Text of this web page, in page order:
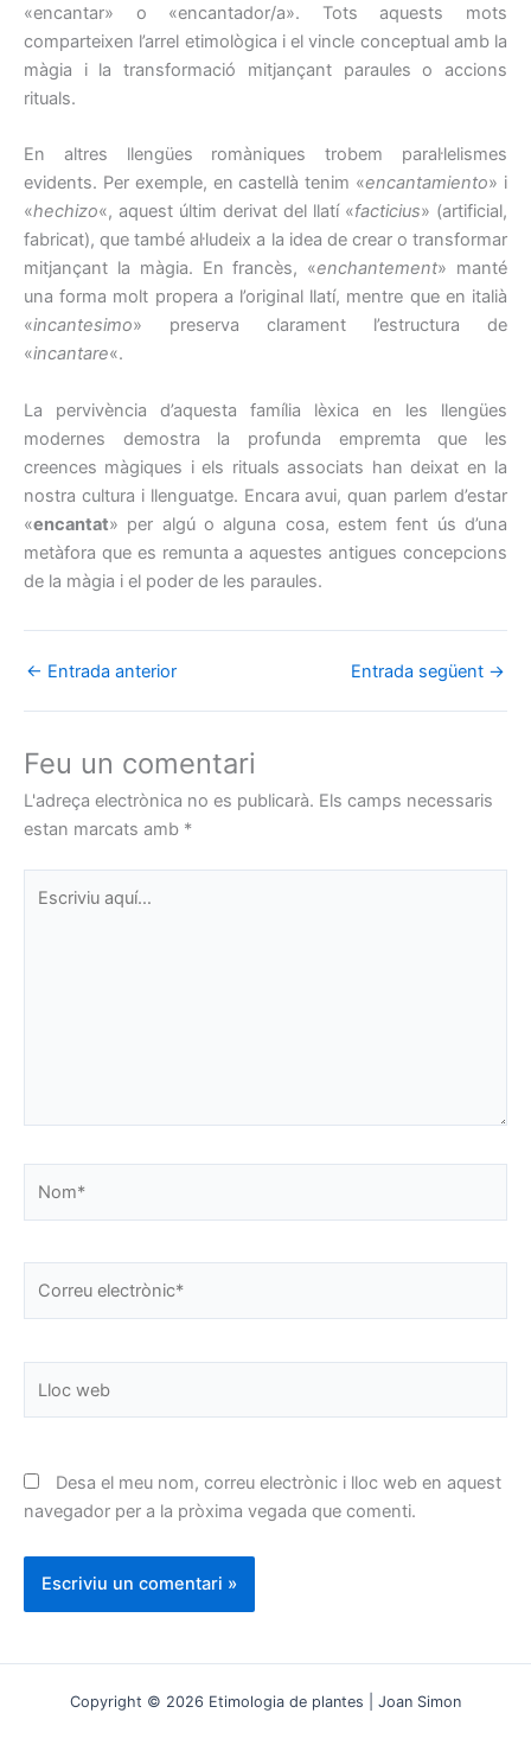
«encantar» o «encantador/a». Tots aquests mots
comparteixen l’arrel etimològica i el vincle conceptual amb la
màgia i la transformació mitjançant paraules o accions
rituals.
En altres llengües romàniques trobem paral·lelismes
evidents. Per exemple, en castellà tenim «encantamiento» i
«hechizo«, aquest últim derivat del llatí «facticius» (artificial,
fabricat), que també al·ludeix a la idea de crear o transformar
mitjançant la màgia. En francès, «enchantement» manté
una forma molt propera a l’original llatí, mentre que en italià
«incantesimo» preserva clarament l’estructura de
«incantare«.
La pervivència d’aquesta família lèxica en les llengües
modernes demostra la profunda empremta que les
creences màgiques i els rituals associats han deixat en la
nostra cultura i llenguatge. Encara avui, quan parlem d’estar
«encantat» per algú o alguna cosa, estem fent ús d’una
metàfora que es remunta a aquestes antigues concepcions
de la màgia i el poder de les paraules.
← Entrada anterior Entrada següent →
Feu un comentari
L'adreça electrònica no es publicarà. Els camps necessaris
estan marcats amb *
aquí…
electrònic*
web
Desa el meu nom, correu electrònic i lloc web en aquest
navegador per a la pròxima vegada que comenti.
Copyright © 2026 Etimologia de plantes | Joan Simon